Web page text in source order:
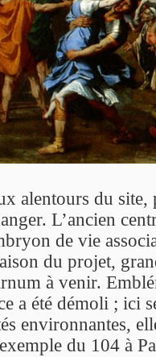
alentours du site,
L’ancien
de vie
du projet,
à venir.
a été démoli ; ici
environnantes,
du 104 à